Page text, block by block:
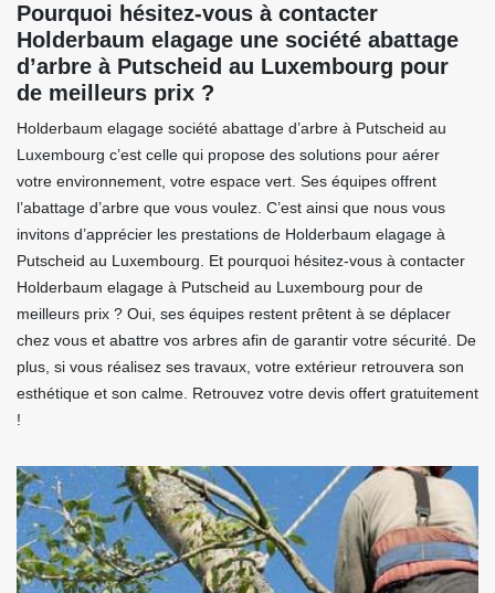
Pourquoi hésitez-vous à contacter
Holderbaum elagage une société abattage
d’arbre à Putscheid au Luxembourg pour
de meilleurs prix ?
Holderbaum elagage société abattage d’arbre à Putscheid au
Luxembourg c’est celle qui propose des solutions pour aérer
votre environnement, votre espace vert. Ses équipes offrent
l’abattage d’arbre que vous voulez. C’est ainsi que nous vous
invitons d’apprécier les prestations de Holderbaum elagage à
Putscheid au Luxembourg. Et pourquoi hésitez-vous à contacter
Holderbaum elagage à Putscheid au Luxembourg pour de
meilleurs prix ? Oui, ses équipes restent prêtent à se déplacer
chez vous et abattre vos arbres afin de garantir votre sécurité. De
plus, si vous réalisez ses travaux, votre extérieur retrouvera son
esthétique et son calme. Retrouvez votre devis offert gratuitement
!